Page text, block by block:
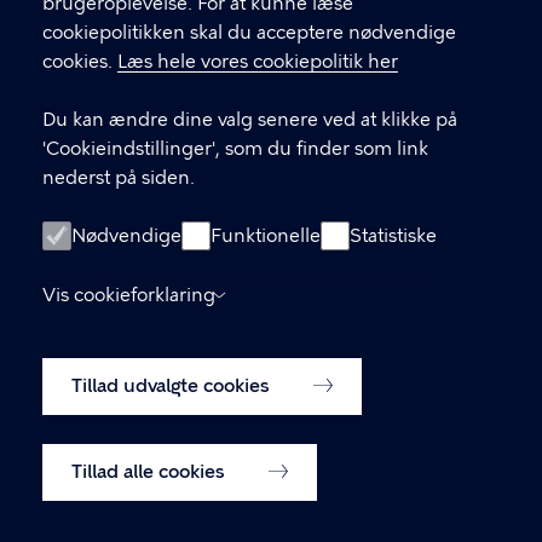
cookiepolitikken skal du acceptere nødvendige
cookies. Læs hele vores cookiepolitik her
Du kan ændre dine valg senere ved at klikke på
'Cookieindstillinger', som du finder som link
nederst på siden.
Nødvendige Funktionelle Statistiske
Vis cookieforklaring
Tillad udvalgte cookies
Tillad alle cookies
GENVEJE
Digital Post
Databeskyttelse
Tilgængelighedserklæring
Om hjemmesiden
Cookiepolitik